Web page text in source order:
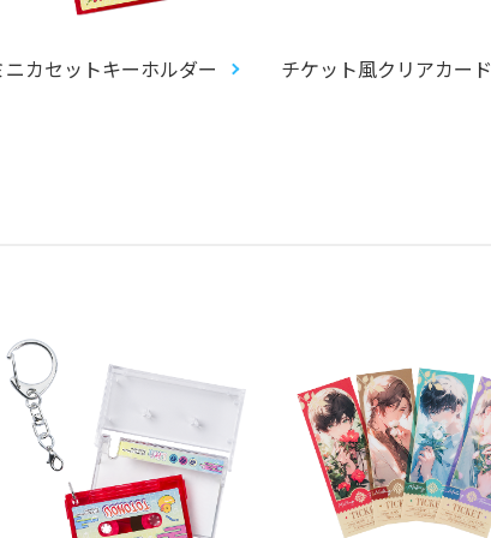
ニカセットキーホルダー チケット風クリアカード